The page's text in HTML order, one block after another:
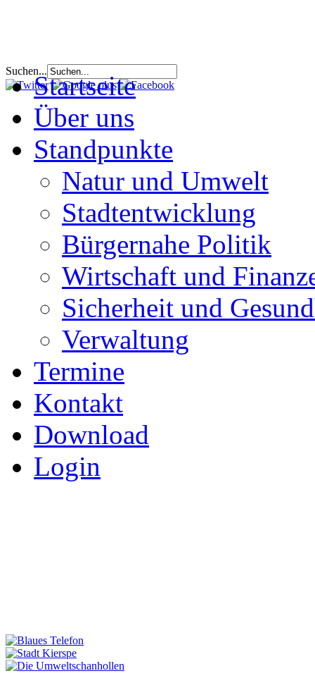
Suchen...Startseite
Über uns
Standpunkte
Natur und Umwelt
Stadtentwicklung
Bürgernahe Politik
Wirtschaft und
Sicherheit und
Verwaltung
Termine
Kontakt
Download
Login